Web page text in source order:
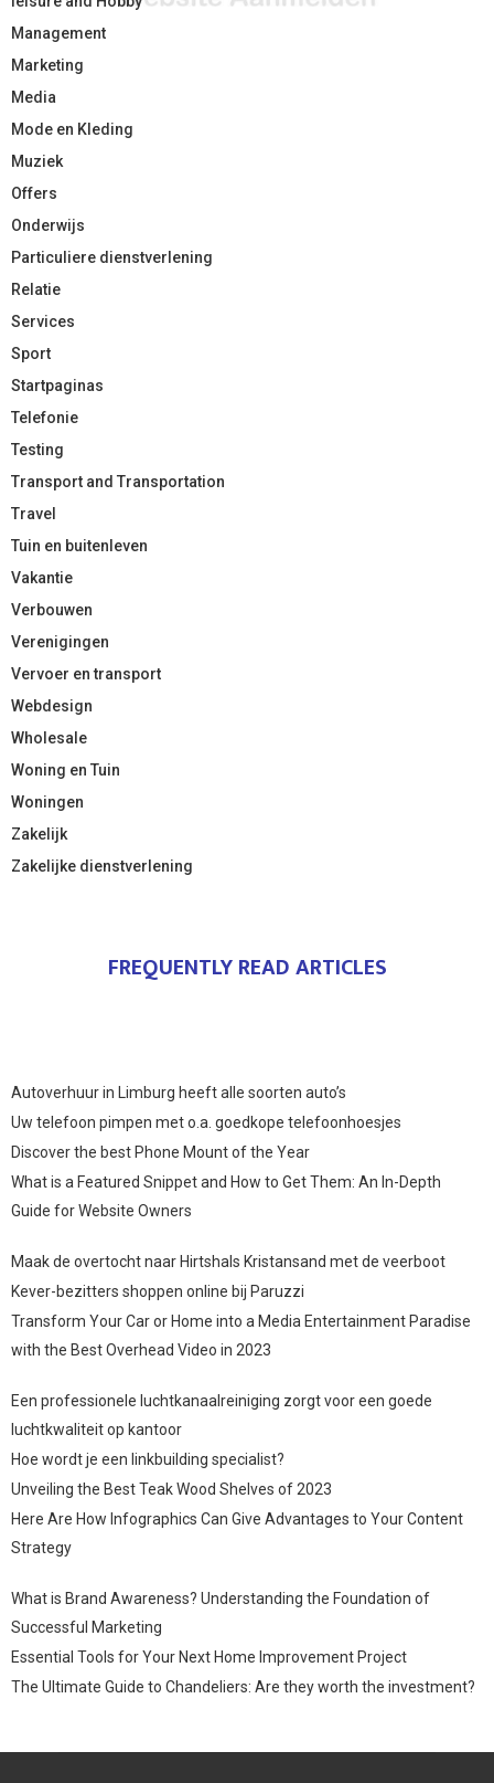
Management
Marketing
Media
Mode en Kleding
Muziek
Offers
Onderwijs
Particuliere dienstverlening
Relatie
Services
Sport
Startpaginas
Telefonie
Testing
Transport and Transportation
Travel
Tuin en buitenleven
Vakantie
Verbouwen
Verenigingen
Vervoer en transport
Webdesign
Wholesale
Woning en Tuin
Woningen
Zakelijk
Zakelijke dienstverlening
FREQUENTLY READ ARTICLES
Autoverhuur in Limburg heeft alle soorten auto’s
Uw telefoon pimpen met o.a. goedkope telefoonhoesjes
Discover the best Phone Mount of the Year
What is a Featured Snippet and How to Get Them: An In-Depth
Guide for Website Owners
Maak de overtocht naar Hirtshals Kristansand met de veerboot
Kever-bezitters shoppen online bij Paruzzi
Transform Your Car or Home into a Media Entertainment Paradise
with the Best Overhead Video in 2023
Een professionele luchtkanaalreiniging zorgt voor een goede
luchtkwaliteit op kantoor
Hoe wordt je een linkbuilding specialist?
Unveiling the Best Teak Wood Shelves of 2023
Here Are How Infographics Can Give Advantages to Your Content
Strategy
What is Brand Awareness? Understanding the Foundation of
Successful Marketing
Essential Tools for Your Next Home Improvement Project
The Ultimate Guide to Chandeliers: Are they worth the investment?